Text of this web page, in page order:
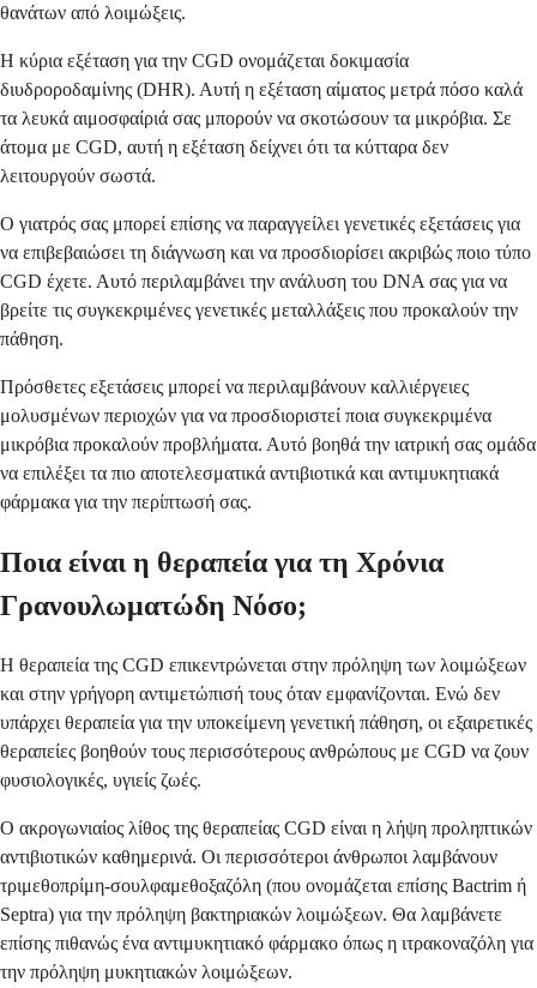
θανάτων από λοιμώξεις.
Η κύρια εξέταση για την CGD ονομάζεται δοκιμασία
διυδροροδαμίνης (DHR). Αυτή η εξέταση αίματος μετρά πόσο καλά
τα λευκά αιμοσφαίριά σας μπορούν να σκοτώσουν τα μικρόβια. Σε
άτομα με CGD, αυτή η εξέταση δείχνει ότι τα κύτταρα δεν
λειτουργούν σωστά.
Ο γιατρός σας μπορεί επίσης να παραγγείλει γενετικές εξετάσεις για
να επιβεβαιώσει τη διάγνωση και να προσδιορίσει ακριβώς ποιο τύπο
CGD έχετε. Αυτό περιλαμβάνει την ανάλυση του DNA σας για να
βρείτε τις συγκεκριμένες γενετικές μεταλλάξεις που προκαλούν την
πάθηση.
Πρόσθετες εξετάσεις μπορεί να περιλαμβάνουν καλλιέργειες
μολυσμένων περιοχών για να προσδιοριστεί ποια συγκεκριμένα
μικρόβια προκαλούν προβλήματα. Αυτό βοηθά την ιατρική σας ομάδα
να επιλέξει τα πιο αποτελεσματικά αντιβιοτικά και αντιμυκητιακά
φάρμακα για την περίπτωσή σας.
Ποια είναι η θεραπεία για τη Χρόνια
Γρανουλωματώδη Νόσο;
Η θεραπεία της CGD επικεντρώνεται στην πρόληψη των λοιμώξεων
και στην γρήγορη αντιμετώπισή τους όταν εμφανίζονται. Ενώ δεν
υπάρχει θεραπεία για την υποκείμενη γενετική πάθηση, οι εξαιρετικές
θεραπείες βοηθούν τους περισσότερους ανθρώπους με CGD να ζουν
φυσιολογικές, υγιείς ζωές.
Ο ακρογωνιαίος λίθος της θεραπείας CGD είναι η λήψη προληπτικών
αντιβιοτικών καθημερινά. Οι περισσότεροι άνθρωποι λαμβάνουν
τριμεθοπρίμη-σουλφαμεθοξαζόλη (που ονομάζεται επίσης Bactrim ή
Septra) για την πρόληψη βακτηριακών λοιμώξεων. Θα λαμβάνετε
επίσης πιθανώς ένα αντιμυκητιακό φάρμακο όπως η ιτρακοναζόλη για
την πρόληψη μυκητιακών λοιμώξεων.